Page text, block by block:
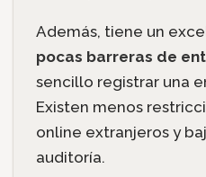
Además, tiene un
pocas barreras de
sencillo registrar una
Existen menos
online extranjeros y
auditoría.